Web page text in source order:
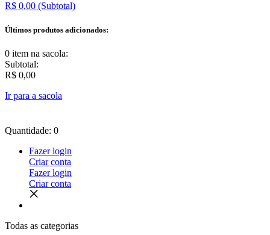
R$ 0,00 (Subtotal)
Últimos produtos adicionados:
0 item na sacola:
Subtotal:
R$ 0,00
Ir para a sacola
Quantidade: 0
Fazer login
Criar conta
Fazer login
Criar conta
Todas as categorias